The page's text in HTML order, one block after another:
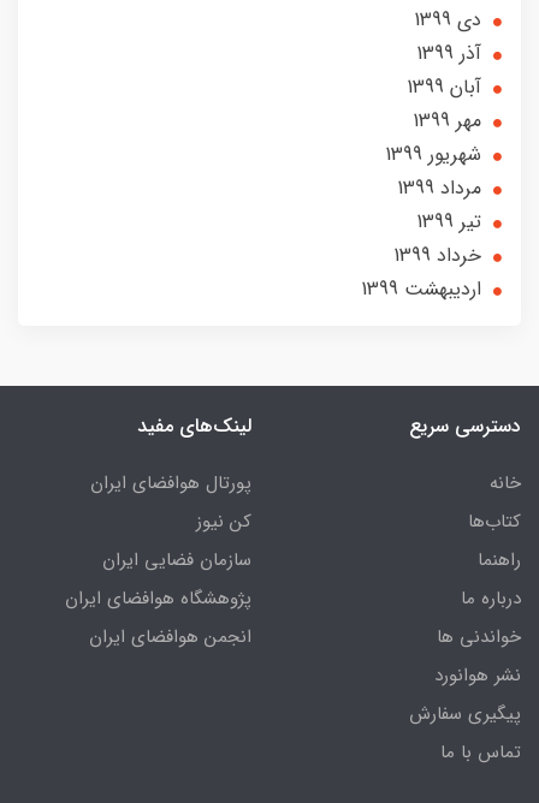
دی 1399
آذر 1399
آبان 1399
مهر 1399
شهریور 1399
مرداد 1399
تير 1399
خرداد 1399
ارديبهشت 1399
دسترسی سریع
خانه
کتاب‌ها
راهنما
درباره ما
خواندنی ها
نشر هوانورد
پیگیری سفارش
تماس با ما
لینک‌های مفید
پورتال هوافضای ایران
کن نیوز
سازمان فضایی ایران
پژوهشگاه هوافضای ایران
انجمن هوافضای ایران